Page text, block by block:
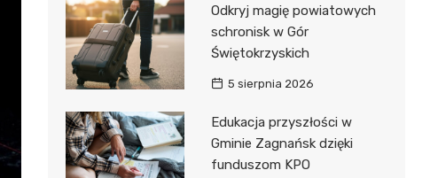
Odkryj magię powiatowych
schronisk w Gór
Świętokrzyskich
5 sierpnia 2026
Edukacja przyszłości w
Gminie Zagnańsk dzięki
funduszom KPO